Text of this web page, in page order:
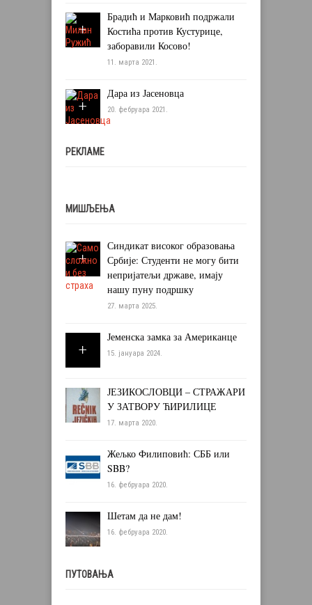
Брадић и Марковић подржали
Костића против Кустурице,
заборавили Косово!
11. марта 2021.
Дара из Јасеновца
20. фебруара 2021.
РЕКЛАМЕ
МИШЉЕЊА
Синдикат високог образовања
Србије: Студенти не могу бити
непријатељи државе, имају
нашу пуну подршку
27. марта 2025.
Јеменска замка за Американце
15. јануара 2024.
ЈЕЗИКОСЛОВЦИ – СТРАЖАРИ
У ЗАТВОРУ ЋИРИЛИЦЕ
17. марта 2020.
Жељко Филиповић: СББ или
SBB?
16. фебруара 2020.
Шетам да не дам!
16. фебруара 2020.
ПУТОВАЊА